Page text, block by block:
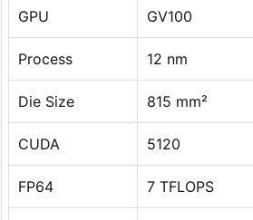
GPU GV100
Process 12 nm
Die Size 815 mm²
CUDA 5120
FP64 7 TFLOPS